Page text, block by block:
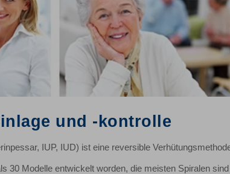
und -kontrolle
IUP, IUD) ist eine reversible
30 Modelle entwickelt worden, die meisten Spiralen